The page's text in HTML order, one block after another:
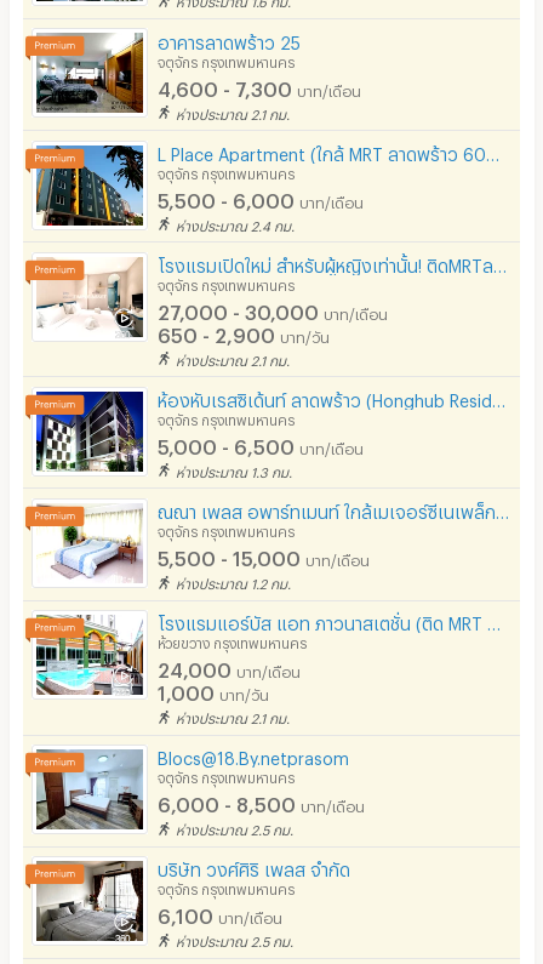
อาคารลาดพร้าว 25
จตุจักร กรุงเทพมหานคร
4,600 - 7,300 บาท/เดือน
ห่างประมาณ 2.1 กม.
จตุจักร กรุงเทพมหานคร
5,500 - 6,000 บาท/เดือน
ห่างประมาณ 2.4 กม.
จตุจักร กรุงเทพมหานคร
27,000 - 30,000 บาท/เดือน
650 - 2,900 บาท/วัน
ห่างประมาณ 2.1 กม.
จตุจักร กรุงเทพมหานคร
5,000 - 6,500 บาท/เดือน
ห่างประมาณ 1.3 กม.
จตุจักร กรุงเทพมหานคร
5,500 - 15,000 บาท/เดือน
ห่างประมาณ 1.2 กม.
ห้วยขวาง กรุงเทพมหานคร
24,000 บาท/เดือน
1,000 บาท/วัน
ห่างประมาณ 2.1 กม.
Blocs@18.By.netprasom
จตุจักร กรุงเทพมหานคร
6,000 - 8,500 บาท/เดือน
ห่างประมาณ 2.5 กม.
บริษัท วงศ์ศิริ เพลส จำกัด
จตุจักร กรุงเทพมหานคร
6,100 บาท/เดือน
ห่างประมาณ 2.5 กม.